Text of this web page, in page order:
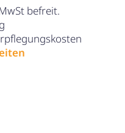
befreit.